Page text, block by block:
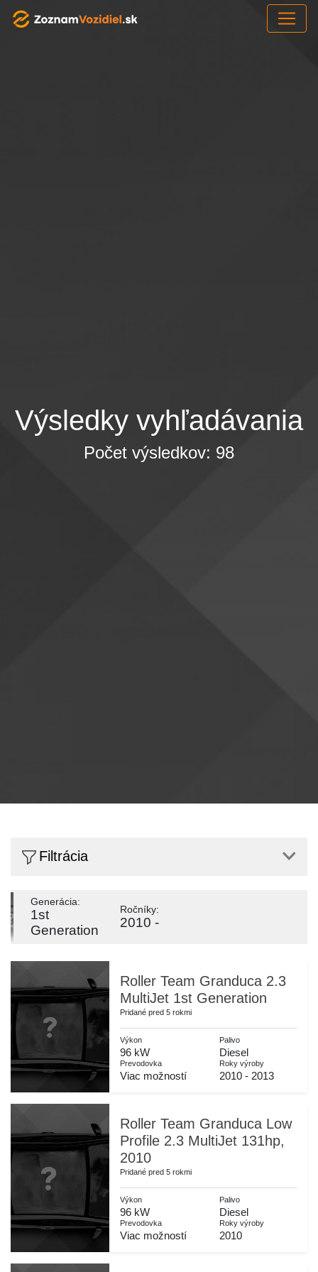
Výsledky vyhľadávania
Počet výsledkov: 98
Filtrácia
Generácia:
1st
Generation
Ročníky:
2010 -
Roller Team Granduca 2.3
MultiJet 1st Generation
Pridané pred 5 rokmi
Výkon
96 kW
Palivo
Diesel
Prevodovka
Viac možností
Roky výroby
2010 - 2013
Roller Team Granduca Low
Profile 2.3 MultiJet 131hp,
2010
Pridané pred 5 rokmi
Výkon
96 kW
Palivo
Diesel
Prevodovka
Viac možností
Roky výroby
2010